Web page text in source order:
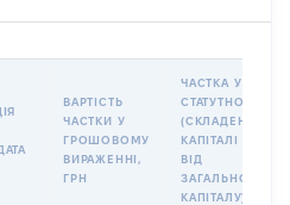
ВАРТІСТЬ
ЧАСТКИ У
ГРОШОВОМУ
ВИРАЖЕННІ,
ГРН
ЧАСТКА У
СТАТУТНОМУ
(СКЛАДЕНОМУ)
КАПІТАЛІ (%
ВІД
ЗАГАЛЬНОГО
КАПІТАЛУ)